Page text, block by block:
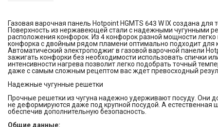
Газовая варочная панель Hotpoint HGMTS 643 W IX создана
Поверхность из нержавеющей стали с надежными чугунными
расположения конфорок. Из 4 конфорок разной мощности
конфорка с двойным рядом пламени оптимально подходит для
Автоматический электроподжиг в газовой варочной панели
зажигать конфорки без необходимости использовать спички
интенсивности нагрева позволит легко подобрать точный
даже с самым сложным рецептом вас ждет превосходный
Надежные чугунные решетки
Прочные решетки из чугуна надежно удерживают посуду. Они
не деформируются даже под крупной посудой. А естественная
обеспечив дополнительную безопасность.
Общие данные: